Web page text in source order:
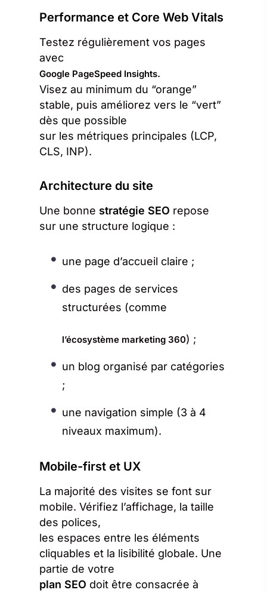
Performance et Core Web Vitals
Testez régulièrement vos pages
avec
Google PageSpeed Insights.
Visez au minimum du “orange”
stable, puis améliorez vers le “vert”
dès que possible
sur les métriques principales (LCP,
CLS, INP).
Architecture du site
Une bonne stratégie SEO repose
sur une structure logique :
une page d’accueil claire ;
des pages de services
structurées (comme
l’écosystème marketing 360) ;
un blog organisé par catégories
;
une navigation simple (3 à 4
niveaux maximum).
Mobile-first et UX
La majorité des visites se font sur
mobile. Vérifiez l’affichage, la taille
des polices,
les espaces entre les éléments
cliquables et la lisibilité globale. Une
partie de votre
plan SEO doit être consacrée à